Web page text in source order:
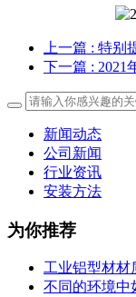
上一篇 : 特别
下一篇 : 2021
新闻动态
公司新闻
行业资讯
安装方法
为你推荐
工业铝型材材
不同的环境中